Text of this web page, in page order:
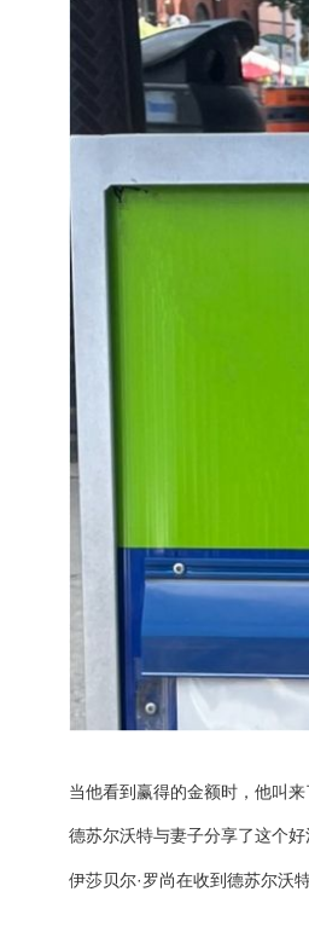
当他看到赢得的金额时，他叫
德苏尔沃特与妻子分享了这个
伊莎贝尔·罗尚在收到德苏尔沃